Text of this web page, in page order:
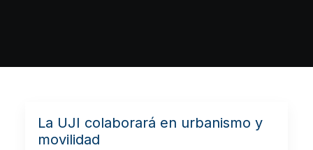
La UJI colaborará en urbanismo y
movilidad